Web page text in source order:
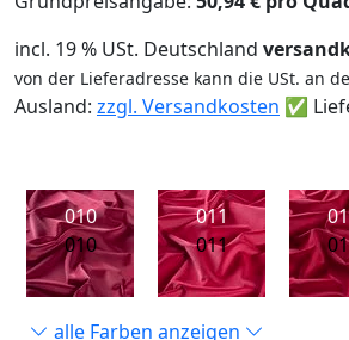
incl. 19 % USt. Deutschland
von der Lieferadresse kann die USt. an
Ausland: zzgl. Versandkosten ✅
010
010
011
011
alle Farben anzeigen